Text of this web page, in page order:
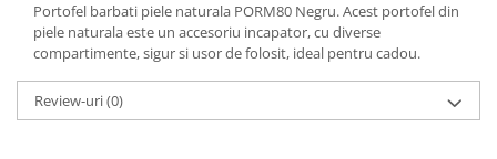
Portofel barbati piele naturala PORM80 Negru. Acest portofel din
piele naturala este un accesoriu incapator, cu diverse
compartimente, sigur si usor de folosit, ideal pentru cadou.
Review-uri(0)